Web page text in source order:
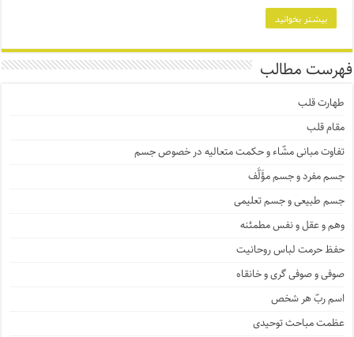
بیشتر بخوانید
فهرست مطالب
طهارت قلب
مقام قلب
تفاوت مبانی مشّاء و حکمت متعالیه در خصوص جسم
جسم مفرد و جسم مؤَلَّف
جسم طبیعی و جسم تعلیمی
وهم و عقل و نفس مطمئنه
حفظ حرمت لباس روحانیت
صوفی و صوفی گری و خانقاه
اسم ربّ هر شخص
عظمت مباحث توحیدی